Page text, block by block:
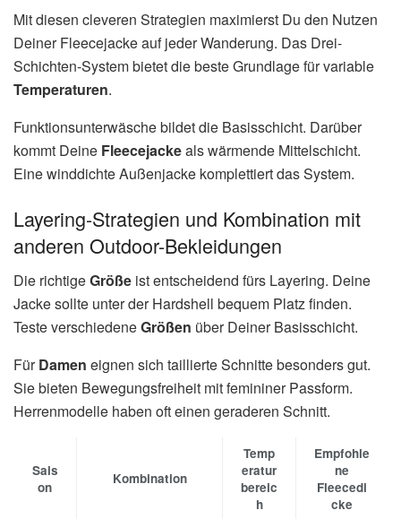
Mit diesen cleveren Strategien maximierst Du den Nutzen
Deiner Fleecejacke auf jeder Wanderung. Das Drei-
Schichten-System bietet die beste Grundlage für variable
Temperaturen.
Funktionsunterwäsche bildet die Basisschicht. Darüber
kommt Deine Fleecejackeals wärmende Mittelschicht.
Eine winddichte Außenjacke komplettiert das System.
Layering-Strategien und Kombination mit
anderen Outdoor-Bekleidungen
Die richtigeGröße ist entscheidend fürs Layering. Deine
Jacke sollte unter der Hardshell bequem Platz finden.
Teste verschiedeneGrößen über Deiner Basisschicht.
FürDamen eignen sich taillierte Schnitte besonders gut.
Sie bieten Bewegungsfreiheit mit femininer Passform.
Herrenmodelle haben oft einen geraderen Schnitt.
Sais
on
Kombination
Temp
eratur
bereic
h
Empfohle
ne
Fleecedi
cke